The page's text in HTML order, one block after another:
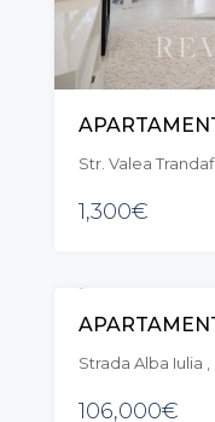
Str. Valea
1,300€
Strada Alba Iulia
106,000€